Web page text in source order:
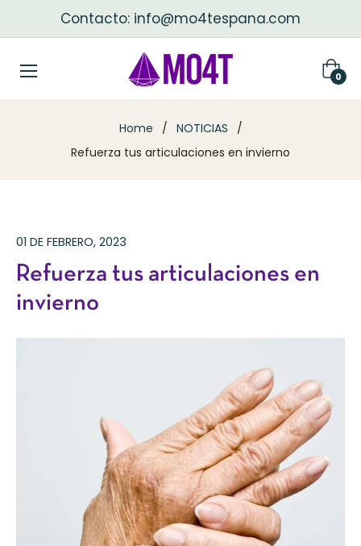
Contacto: info@mo4tespana.com
0
Home / NOTICIAS
/
Refuerza tus articulaciones en invierno
01 DE FEBRERO, 2023
Refuerza tus articulaciones en
invierno